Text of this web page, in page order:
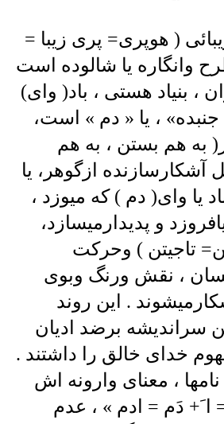
( هوپری= پری زیبا =
وانگاره یا شالوده است
، بنیاد هستی ، باد( وای)
جنبده» ، یا « دم » است،
به هم بستن ، به هم
آشکارسازنده ازگوهر، یا
یا وای( دم ) که میوزد ،
و پدیدارمیسازد،
تاجیتن ) وحرکت
، نقش ورنگ وبوی
. این روند
سراندیشه برضد ادیان
خدای خالق را داشتند .
نامها ، معنای وارونه اش
ا َ+ دَم = ادم » ، عدم